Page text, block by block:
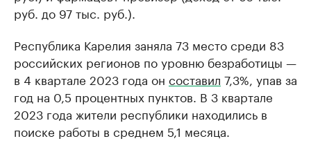
руб. до 97 тыс. руб.).
Республика Карелия заняла 73 место среди 83
российских регионов по уровню безработицы —
в 4 квартале 2023 года он составил 7,3%, упав за
год на 0,5 процентных пунктов. В 3 квартале
2023 года жители республики находились в
поиске работы в среднем 5,1 месяца.